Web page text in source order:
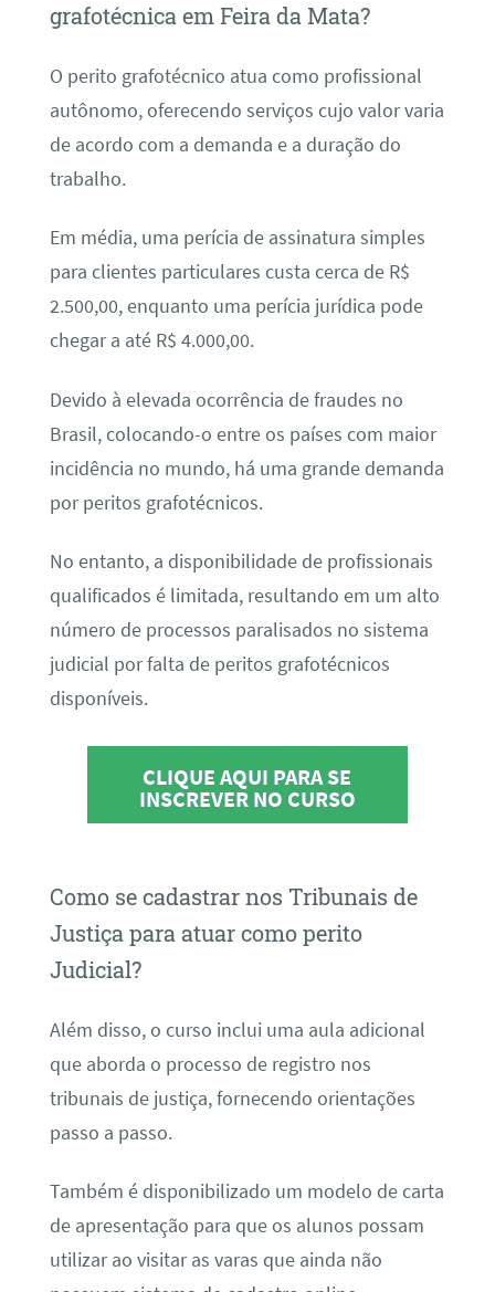
grafotécnica em Feira da Mata?
O perito grafotécnico atua como profissional
autônomo, oferecendo serviços cujo valor varia
de acordo com a demanda e a duração do
trabalho.
Em média, uma perícia de assinatura simples
para clientes particulares custa cerca de R$
2.500,00, enquanto uma perícia jurídica pode
chegar a até R$ 4.000,00.
Devido à elevada ocorrência de fraudes no
Brasil, colocando-o entre os países com maior
incidência no mundo, há uma grande demanda
por peritos grafotécnicos.
No entanto, a disponibilidade de profissionais
qualificados é limitada, resultando em um alto
número de processos paralisados no sistema
judicial por falta de peritos grafotécnicos
disponíveis.
CLIQUE AQUI PARA SE
INSCREVER NO CURSO
Como se cadastrar nos Tribunais de
Justiça para atuar como perito
Judicial?
Além disso, o curso inclui uma aula adicional
que aborda o processo de registro nos
tribunais de justiça, fornecendo orientações
passo a passo.
Também é disponibilizado um modelo de carta
de apresentação para que os alunos possam
utilizar ao visitar as varas que ainda não